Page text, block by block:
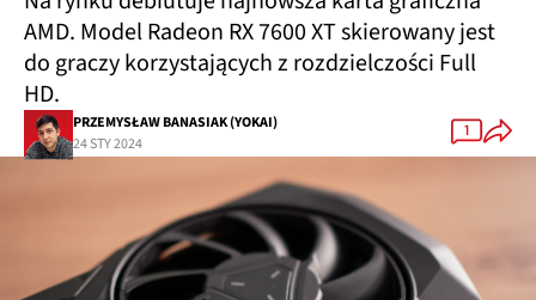
AMD. Model Radeon RX 7600 XT skierowany jest
do graczy korzystających z rozdzielczości Full
HD.
PRZEMYSŁAW BANASIAK (YOKAI)
24 STY 2024
1